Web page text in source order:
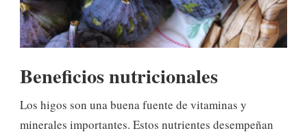
Beneficios nutricionales
Los higos son una buena fuente de vitaminas y
minerales importantes. Estos nutrientes desempeñan